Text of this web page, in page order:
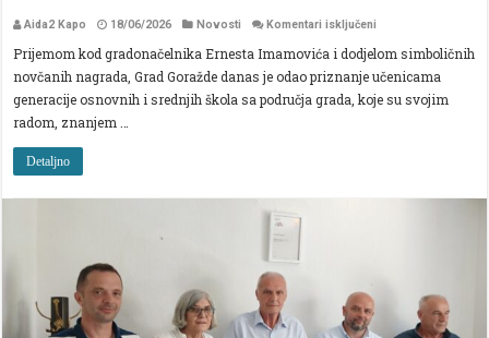
Aida2 Kapo 18/06/2026 Novosti Komentari isključeni
ZA
GRAD
GORAŽDE
ODAO
Prijemom kod gradonačelnika Ernesta Imamovića i dodjelom simboličnih
novčanih nagrada, Grad Goražde danas je odao priznanje učenicama
generacije osnovnih i srednjih škola sa područja grada, koje su svojim
radom, znanjem …
Detaljno